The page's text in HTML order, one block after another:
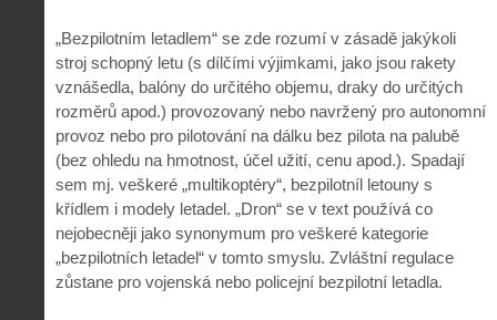
„Bezpilotním letadlem“ se zde rozumí v zásadě jakýkoli
stroj schopný letu (s dílčími výjimkami, jako jsou rakety
vznášedla, balóny do určitého objemu, draky do určitých
rozměrů apod.) provozovaný nebo navržený pro autonomní
provoz nebo pro pilotování na dálku bez pilota na palubě
(bez ohledu na hmotnost, účel užití, cenu apod.). Spadají
sem mj. veškeré „multikoptéry“, bezpilotníl letouny s
křídlem i modely letadel. „Dron“ se v text používá co
nejobecněji jako synonymum pro veškeré kategorie
„bezpilotních letadel“ v tomto smyslu. Zvláštní regulace
zůstane pro vojenská nebo policejní bezpilotní letadla.